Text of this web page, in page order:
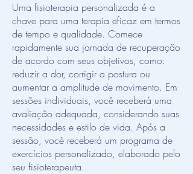
Uma fisioterapia personalizada é a
chave para uma terapia eficaz em termos
de tempo e qualidade. Comece
rapidamente sua jornada de recuperação
de acordo com seus objetivos, como:
reduzir a dor, corrigir a postura ou
aumentar a amplitude de movimento. Em
sessões individuais, você receberá uma
avaliação adequada, considerando suas
necessidades e estilo de vida. Após a
sessão, você receberá um programa de
exercícios personalizado, elaborado pelo
seu fisioterapeuta.